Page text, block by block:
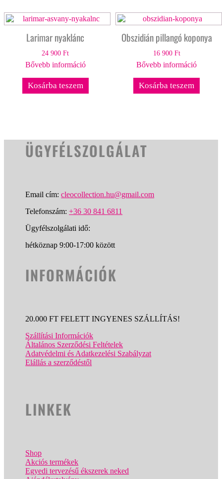
Larimar nyaklánc
24 900Ft
Bővebb információ
Kosárba teszem
Obszidián pillangó koponya
16 900 Ft
Bővebb információ
Kosárba teszem
ÜGYFÉLSZOLGÁLAT
Email cím:cleocollection.hu@gmail.com
Telefonszám:+36 30 841 6811
Ügyfélszolgálati idő:
hétköznap 9:00-17:00 között
INFORMÁCIÓK
20.000 FT FELETT INGYENES SZÁLLÍTÁS!
Szállítási Információk
Általános Szerződési Feltételek
Adatvédelmi és Adatkezelési Szabályzat
Elállás a szerződéstől
LINKEK
Shop
Akciós termékek
Egyedi tervezésű ékszerek neked